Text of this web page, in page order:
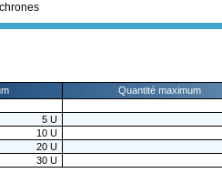
Quantité maximum
5 U
10 U
20 U
30 U